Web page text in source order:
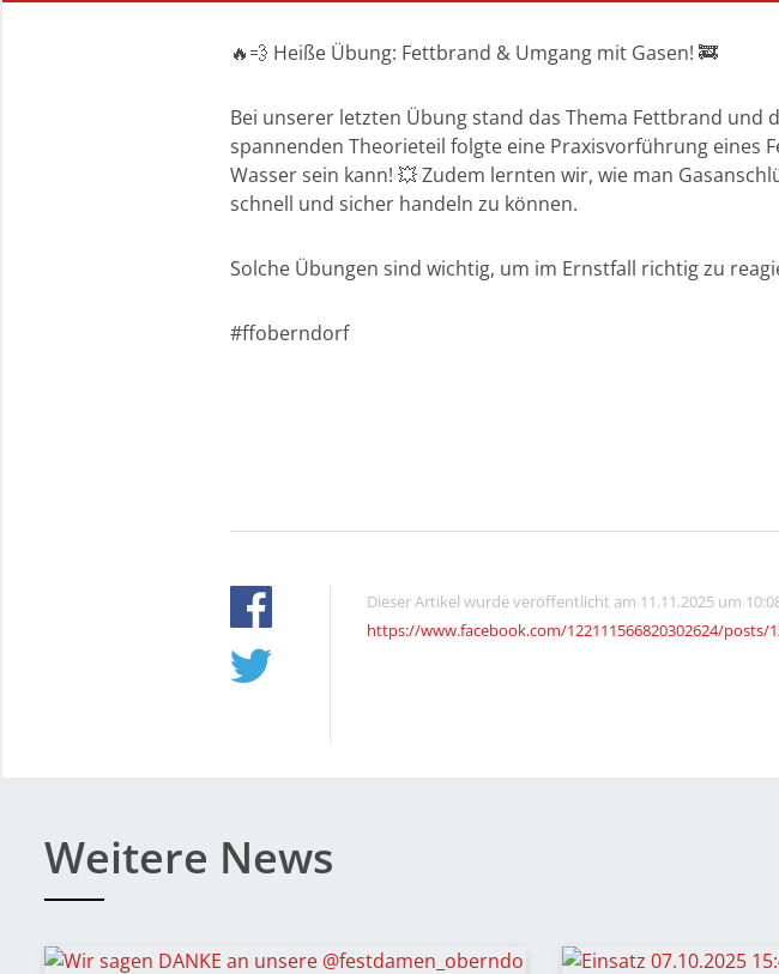
🔥💨 Heiße Übung: Fettbrand & Umgang mit Gasen! 🚒
Bei unserer letzten Übung stand das Thema Fettbrand
spannenden Theorieteil folgte eine Praxisvorführung eines
Wasser sein kann! 💥 Zudem lernten wir, wie man
schnell und sicher handeln zu können.
Solche Übungen sind wichtig, um im Ernstfall richtig zu
#ffoberndorf
Dieser Artikel wurde veröffentlicht am 11.11.2025 um
https://www.facebook.com/122111566820302624/posts/
Weitere News